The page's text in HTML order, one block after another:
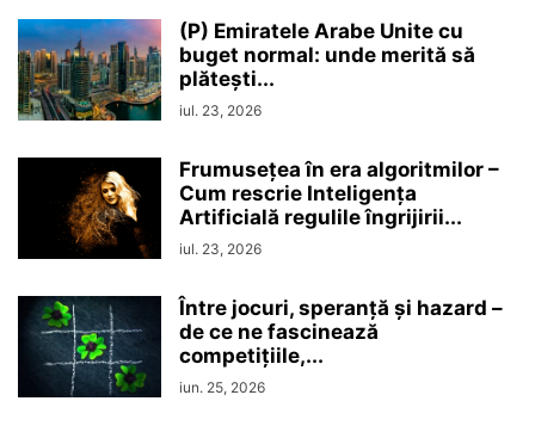
(P) Emiratele Arabe Unite cu
buget normal: unde merită să
plătești...
iul. 23, 2026
Frumusețea în era algoritmilor –
Cum rescrie Inteligența
Artificială regulile îngrijirii...
iul. 23, 2026
Între jocuri, speranță și hazard –
de ce ne fascinează
competițiile,...
iun. 25, 2026